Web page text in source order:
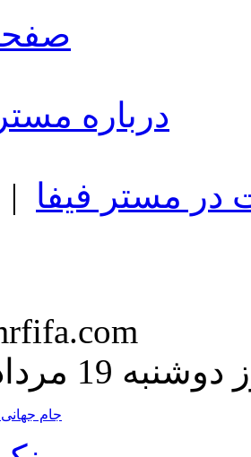
درباره
مستر فیفا |
19 مرداد 1405